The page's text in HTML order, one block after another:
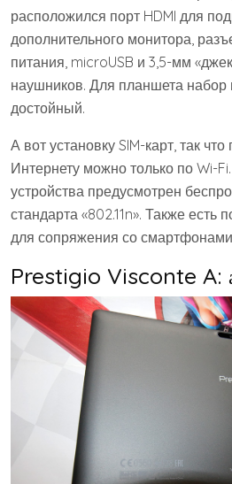
расположился порт HDMI для
дополнительного монитора,
питания, microUSB и 3,5-мм
наушников. Для планшета набор
достойный.
А вот установку SIM-карт, так
Интернету можно только по Wi-
устройства предусмотрен
стандарта «802.11n». Также
для сопряжения со
Prestigio Visconte A: